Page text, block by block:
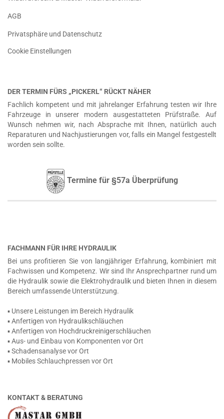
AGB
Privatsphäre und Datenschutz
Cookie Einstellungen
DER TERMIN FÜRS „PICKERL“ RÜCKT NÄHER
Fachlich kompetent und mit jahrelanger Erfahrung testen wir Ihre
Fahrzeuge in unserer modern ausgestatteten Prüfstraße. Auf
Wunsch nehmen wir, nach Absprache mit Ihnen, natürlich auch
Reparaturen und Nachjustierungen vor, falls ein Mangel festgestellt
worden sein sollte.
Termine für §57a Überprüfung
FACHMANN FÜR IHRE HYDRAULIK
Bei uns profitieren Sie von langjähriger Erfahrung, kombiniert mit
Fachwissen und Kompetenz. Wir sind Ihr Ansprechpartner rund um
die Hydraulik sowie die Elektrohydraulik und bieten Ihnen in diesem
Bereich umfassende Unterstützung.
▪ Unsere Leistungen im Bereich Hydraulik
▪ Anfertigen von Hydraulikschläuchen
▪ Anfertigen von Hochdruckreinigerschläuchen
▪ Aus- und Einbau von Komponenten vor Ort
▪ Schadensanalyse vor Ort
▪ Mobiles Schlauchpressen vor Ort
KONTAKT & BERATUNG